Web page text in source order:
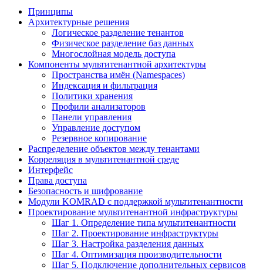
Принципы
Архитектурные решения
Логическое разделение тенантов
Физическое разделение баз данных
Многослойная модель доступа
Компоненты мультитенантной архитектуры
Пространства имён (Namespaces)
Индексация и фильтрация
Политики хранения
Профили анализаторов
Панели управления
Управление доступом
Резервное копирование
Распределение объектов между тенантами
Корреляция в мультитенантной среде
Интерфейс
Права доступа
Безопасность и шифрование
Модули KOMRAD с поддержкой мультитенантности
Проектирование мультитенантной инфраструктуры
Шаг 1. Определение типа мультитенантности
Шаг 2. Проектирование инфраструктуры
Шаг 3. Настройка разделения данных
Шаг 4. Оптимизация производительности
Шаг 5. Подключение дополнительных сервисов